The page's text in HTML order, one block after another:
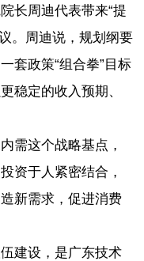
长周迪代表带来“提
。周迪说，规划纲要
套政策“组合拳”目标
稳定的收入预期、
需这个战略基点，
资于人紧密结合，
新需求，促进消费
建设，是广东技术